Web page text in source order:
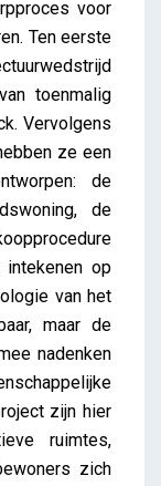
voor
Ten eerste
toenmalig
Vervolgens
ze een
de
de
op
van het
maar de
nadenken
zijn hier
ruimtes,
zich